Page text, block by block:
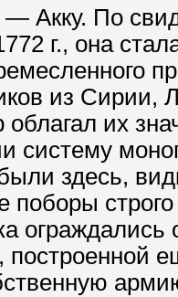
Акку. По
г., она
из Сирии,
облагал их
систему
здесь,
поборы
ограждались
построенной